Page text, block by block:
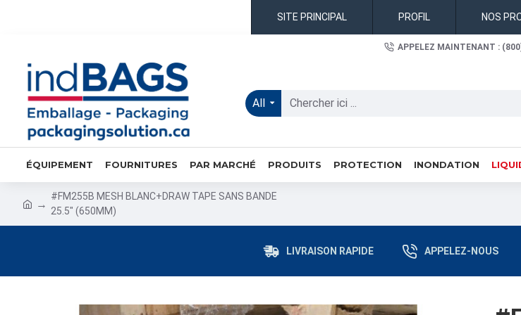
SITE PRINCIPAL PROFIL NOS
APPELEZ MAINTENANT :
All
ÉQUIPEMENT FOURNITURES PAR MARCHÉ PRODUITS PROTECTION INONDATION
#FM255B MESH BLANC+DRAW TAPE SANS BANDE
25.5" (650MM)
LIVRAISON RAPIDE APPELEZ-NOUS